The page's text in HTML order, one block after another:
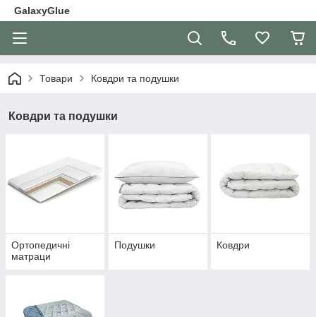
GalaxyGlue
Товари Ковдри та подушки
Ковдри та подушки
Ортопедичні
матраци
Подушки Ковдри